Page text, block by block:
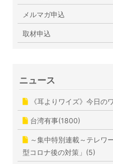
メルマガ申込
取材申込
ニュース
《耳よりワイズ》今日の
台湾有事(1800)
～集中特別連載～テレワ
型コロナ後の対策」(5)